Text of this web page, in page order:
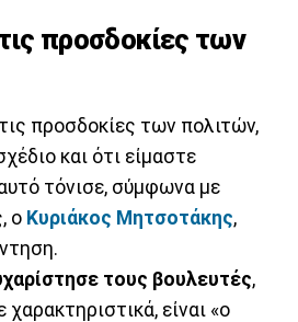
προσδοκίες των
προσδοκίες των πολιτών,
και ότι είμαστε
τόνισε, σύμφωνα με
ο Κυριάκος Μητσοτάκης,
τους βουλευτές,
είναι «ο